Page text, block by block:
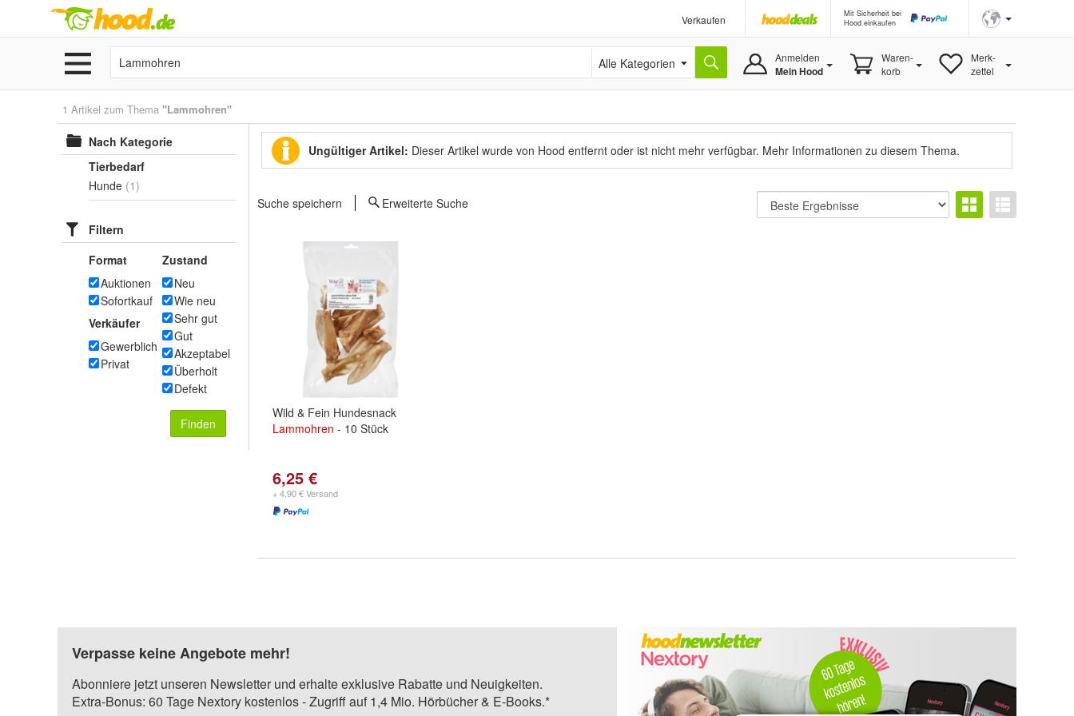
Verkaufen
Mit Sicherheit bei
Hood einkaufen
Alle Kategorien Anmelden
Mein Hood
Waren-
korb
Merk-
zettel
1 Artikel zum Thema "Lammohren"
Nach Kategorie
Tierbedarf
Hunde (1)
Filtern
Format
Auktionen
Sofortkauf
Verkäufer
Gewerblich
Privat
Zustand
Neu
Wie neu
Sehr gut
Gut
Akzeptabel
Überholt
Defekt
Finden
Ungültiger Artikel: Dieser Artikel wurde von Hood entfernt oder ist nicht mehr verfügbar. Mehr Informationen zu diesem Thema.
Suche speichern Erweiterte Suche
Wild & Fein Hundesnack
Lammohren - 10 Stück
6,25 €
+ 4,90 € Versand
Verpasse keine Angebote mehr!
Abonniere jetzt unseren Newsletter und erhalte exklusive Rabatte und Neuigkeiten.
Extra-Bonus: 60 Tage Nextory kostenlos - Zugriff auf 1,4 Mio. Hörbücher & E-Books.*